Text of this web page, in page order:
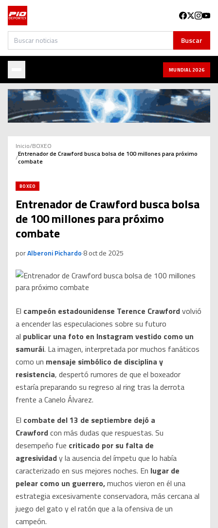
Buscar Buscar
MUNDIAL 2026
Inicio/BOXEO
/Entrenador de Crawford busca bolsa de 100 millones para próximo
combate
BOXEO
Entrenador de Crawford busca bolsa
de 100 millones para próximo
combate
porAlberoni Pichardo·8 oct de 2025
El campeón estadounidense Terence Crawfordvolvió
a encender las especulaciones sobre su futuro
al publicar una foto en Instagram vestido como un
samurái. La imagen, interpretada por muchos fanáticos
como un mensaje simbólico de disciplina y
resistencia, despertó rumores de que el boxeador
estaría preparando su regreso al ring tras la derrota
frente a Canelo Álvarez.
El combate del 13 de septiembre dejó a
Crawfordcon más dudas que respuestas. Su
desempeño fue criticado por su falta de
agresividady la ausencia del ímpetu que lo había
caracterizado en sus mejores noches. En lugar de
pelear como un guerrero,muchos vieron en él una
estrategia excesivamente conservadora, más cercana al
juego del gato y el ratón que a la ofensiva de un
campeón.